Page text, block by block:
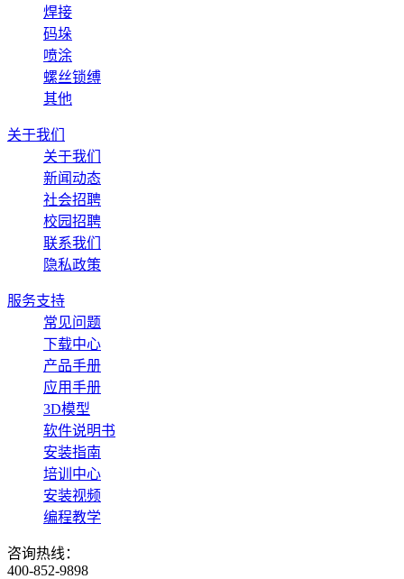
焊接
码垛
喷涂
螺丝锁缚
其他
关于我们
关于我们
新闻动态
社会招聘
校园招聘
联系我们
隐私政策
服务支持
常见问题
下载中心
产品手册
应用手册
3D模型
软件说明书
安装指南
培训中心
安装视频
编程教学
咨询热线：
400-852-9898